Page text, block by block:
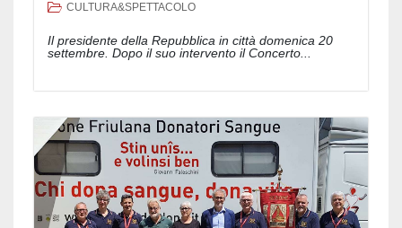
CULTURA&SPETTACOLO
Il presidente della Repubblica in città domenica 20
settembre. Dopo il suo intervento il Concerto...